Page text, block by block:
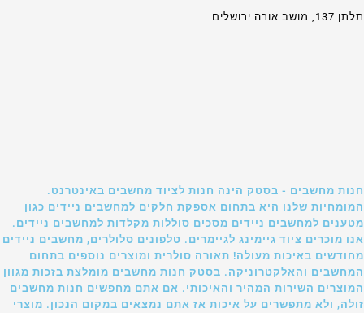
תלתן 137, מושב אורה ירושלים
חנות מחשבים - בסטק הינה חנות לציוד מחשבים באינטרנט.
המומחיות שלנו היא בתחום אספקת חלקים למחשבים ניידים כגון
מטענים למחשבים ניידים מסכים סוללות מקלדות למחשבים ניידים.
אנו מוכרים ציוד גיימינג לגיימרים. טלפונים סלולרים, מחשבים ניידים
מחודשים באיכות מעולה! תאורה סולרית ומוצרים נוספים בתחום
המחשבים והאלקטרוניקה. בסטק חנות מחשבים מומלצת בזכות מגוון
המוצרים השירות המהיר והאיכותי. אם אתם מחפשים חנות מחשבים
זולה, ולא מתפשרים על איכות אז אתם נמצאים במקום הנכון. מוצרי